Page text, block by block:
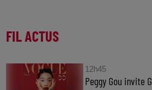
FIL ACTUS
12h45
Peggy Gou invite